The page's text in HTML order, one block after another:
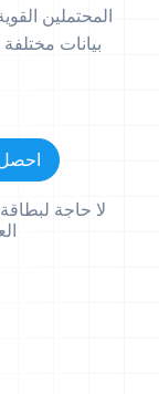
المحتملين
بيانات
احصل على 25
لا حاجة